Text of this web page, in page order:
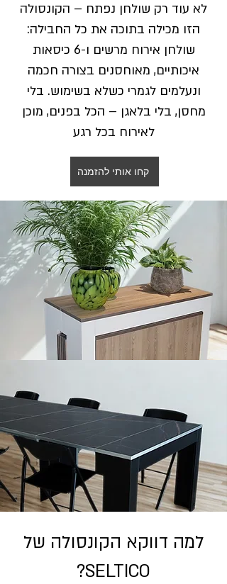
לא עוד רק שולחן נפתח – הקונסולה
הזו מכילה בתוכה את כל החבילה:
שולחן אירוח מרשים ו-6 כיסאות
איכותיים, מאוחסנים בצורה חכמה
ונעלמים לגמרי כשלא בשימוש. בלי
מחסן, בלי בלאגן – הכל בפנים, מוכן
לאירוח בכל רגע
קחו אותי להזמנה
למה דווקא הקונסולה של
SELTICO?